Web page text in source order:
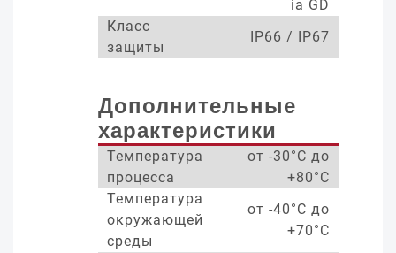
ia GD
Класс
защиты
IP66 / IP67
Дополнительные
характеристики
Температура
процесса
от -30°С до
+80°С
Температура
окружающей
среды
от -40°С до
+70°С